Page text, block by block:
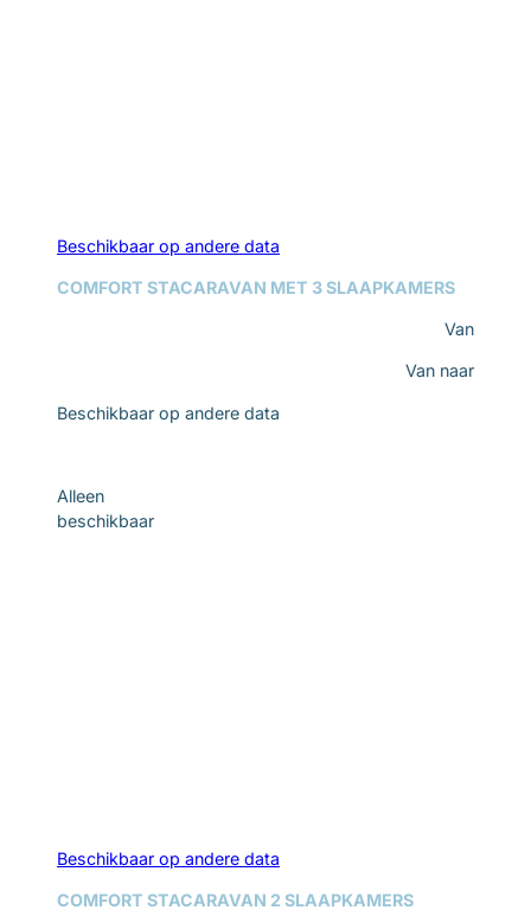
Beschikbaar op andere data
COMFORT STACARAVAN MET 3 SLAAPKAMERS
Van
Van naar
Beschikbaar op andere data
Alleen
beschikbaar
Beschikbaar op andere data
COMFORT STACARAVAN 2 SLAAPKAMERS